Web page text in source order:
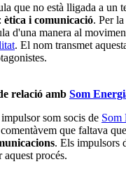
que no està lligada a un
ètica i comunicació. Per
d'una manera al
. El nom transmet
relació amb Som
som socis de Som
que faltava
. Els impulsors
procés.